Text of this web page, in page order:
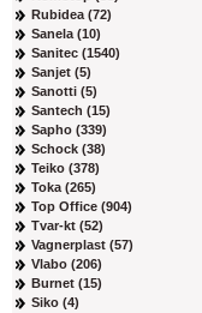
Rubidea (72)
Sanela (10)
Sanitec (1540)
Sanjet (5)
Sanotti (5)
Santech (15)
Sapho (339)
Schock (38)
Teiko (378)
Toka (265)
Top Office (904)
Tvar-kt (52)
Vagnerplast (57)
Vlabo (206)
Burnet (15)
Siko (4)